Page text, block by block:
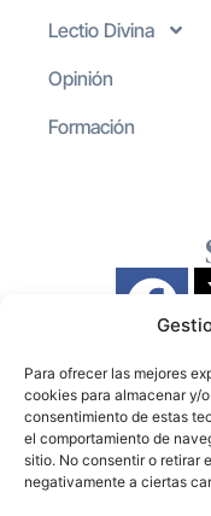
Para ofrecer las mejores
cookies para almacenar y/
consentimiento de estas
el comportamiento de
sitio. No consentir o retirar
negativamente a ciertas
Lectio Divina
Opinión
Formación